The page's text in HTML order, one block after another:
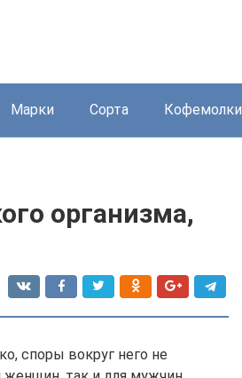
Марки Сорта Кофемолки
организма,
споры вокруг него не